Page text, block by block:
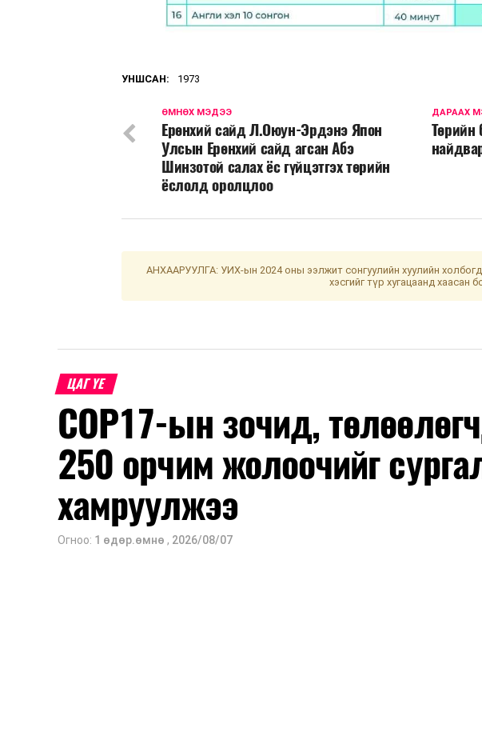
УНШСАН: 1973
ДАРААХ
Төрийн
ӨМНӨХ МЭДЭЭ
Ерөнхий сайд Л.Оюун-Эрдэнэ Япон
Улсын Ерөнхий сайд агсан Абэ
Шинзотой салах ёс гүйцэтгэх төрийн
ёслолд оролцлоо
АНХААРУУЛГА: УИХ-ын 2024 оны ээлжит сонгуулийн хуулийн
хэсгийг түр хугацаанд хаасан
ЦАГ ҮЕ
COP17-ын зочид,
250 орчим жолоочийг
хамруулжээ
Огноо: 1 өдөр.өмнө , 2026/08/07